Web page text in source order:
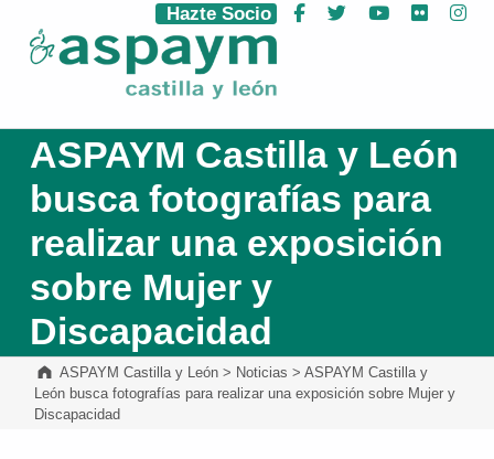
ASPAYM Castilla y León
Hazte Socio Facebook
Twitter YouTube
Flickr
ASPAYM Castilla y León
busca fotografías para
realizar una exposición
sobre Mujer y
Discapacidad
ASPAYM Castilla y León> Noticias > ASPAYM Castilla y
León busca fotografías para realizar una exposición sobre Mujer y
Discapacidad